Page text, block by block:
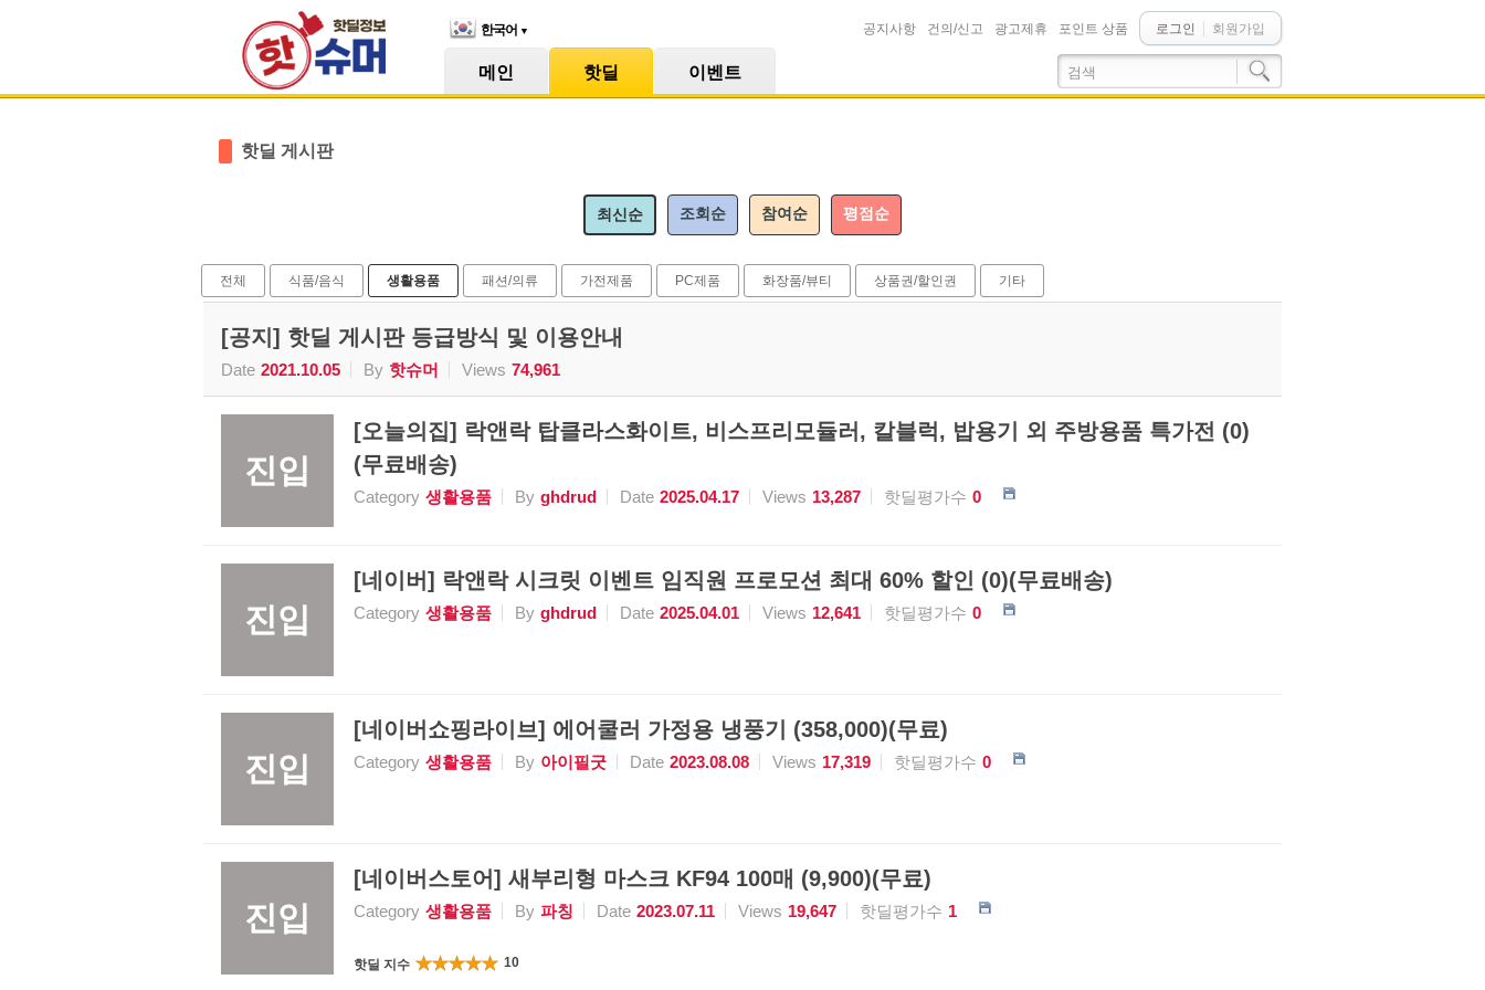
한국어 ▼ 로그인 회원가입
공지사항 건의/신고 광고제휴 포인트 상품
메인 핫딜 이벤트
핫딜 게시판
최신순 조회순 참여순 평점순
전체 식품/음식 생활용품 패션/의류 가전제품 PC제품 화장품/뷰티 상품권/할인권 기타
[공지] 핫딜 게시판 등급방식 및 이용안내
Date 2021.10.05 By 핫슈머 Views 74,961
진입
[오늘의집] 락앤락 탑클라스화이트, 비스프리모듈러, 칼블럭, 밥용기 외 주방용품 특가전 (0)
(무료배송)
Category 생활용품 By ghdrud Date 2025.04.17 Views 13,287 핫딜평가수 0
진입
[네이버] 락앤락 시크릿 이벤트 임직원 프로모션 최대 60% 할인 (0)(무료배송)
Category 생활용품 By ghdrud Date 2025.04.01 Views 12,641 핫딜평가수 0
진입
[네이버쇼핑라이브] 에어쿨러 가정용 냉풍기 (358,000)(무료)
Category 생활용품 By 아이필굿 Date 2023.08.08 Views 17,319 핫딜평가수 0
진입
[네이버스토어] 새부리형 마스크 KF94 100매 (9,900)(무료)
Category 생활용품 By 파칭 Date 2023.07.11 Views 19,647 핫딜평가수 1
핫딜 지수 10
Sketchbook5, 스케치북5
Sketchbook5, 스케치북5